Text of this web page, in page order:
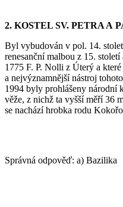
2. KOSTEL SV. PETRA A
Byl vybudován v pol. 14.
renesanční malbou z 15.
1775 F. P. Nolli z Úterý a
a nejvýznamnější nástroj
1994 byly prohlášeny národní
věže, z nichž ta vyšší měří 36
se nachází hrobka rodu
Správná odpověď: a) Bazilika